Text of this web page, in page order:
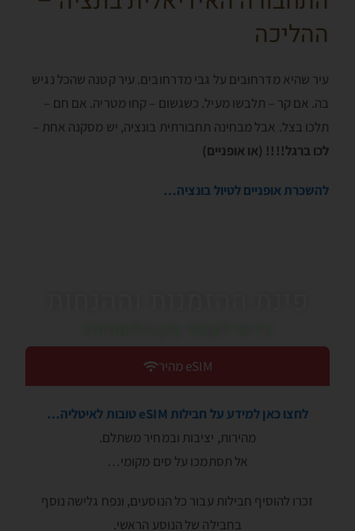
ההליכה
עיר שהיא מדרחובים על גבי מדרחובים. עיר קטנה שהכל נגיש
בה. אם קר – תלבשו מעיל. כשגשום – קחו מטריה. אם חם –
תלכו בצל. אבל מבחינה תחבורתית בונציה, יש מסקנה אחת –
לכו ברגל!!!! (או אופניים)
להשכרת אופניים לטיול בונציה…
eSIM מהיר
לחצו כאן למידע על חבילות eSIM טובות לאיטליה…
מהירות, יציבות ובמחיר משתלם.
אל תסתמכו על סים מקומי…
זכרו להוסיף חבילות עבור כל הנוסעים, ונפח גלישה נוסף
בחבילה של הנוסע הראשי.